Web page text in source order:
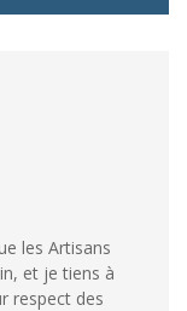
les Artisans
et je tiens à
respect des